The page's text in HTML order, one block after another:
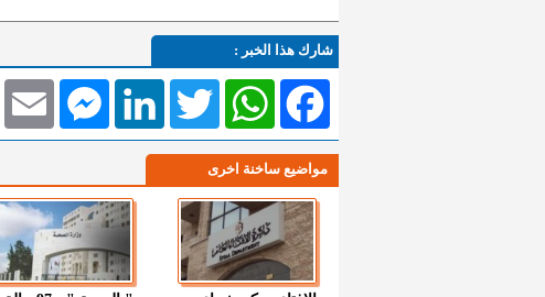
شارك هذا الخبر :
EmailMessengerLinkedIn TwitterWhatsAppFacebook
مواضيع ساخنة اخرى